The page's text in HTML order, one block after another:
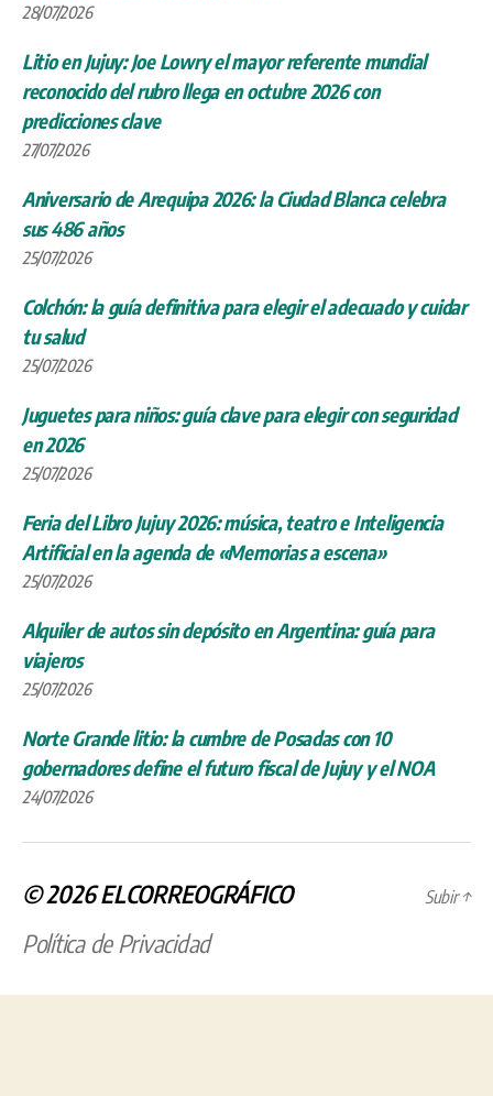
28/07/2026
Litio en Jujuy: Joe Lowry el mayor referente mundial
reconocido del rubro llega en octubre 2026 con
predicciones clave
27/07/2026
Aniversario de Arequipa 2026: la Ciudad Blanca celebra
sus 486 años
25/07/2026
Colchón: la guía definitiva para elegir el adecuado y cuidar
tu salud
25/07/2026
Juguetes para niños: guía clave para elegir con seguridad
en 2026
25/07/2026
Feria del Libro Jujuy 2026: música, teatro e Inteligencia
Artificial en la agenda de «Memorias a escena»
25/07/2026
Alquiler de autos sin depósito en Argentina: guía para
viajeros
25/07/2026
Norte Grande litio: la cumbre de Posadas con 10
gobernadores define el futuro fiscal de Jujuy y el NOA
24/07/2026
© 2026ELCORREOGRÁFICO
Política de Privacidad
Subir↑